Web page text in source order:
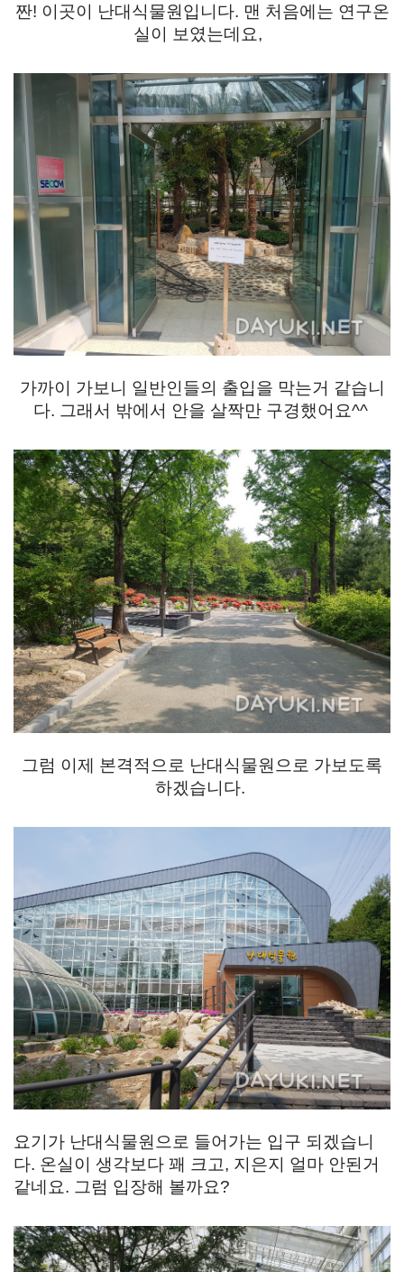
짠! 이곳이 난대식물원입니다. 맨 처음에는 연구온
실이 보였는데요,
가까이 가보니 일반인들의 출입을 막는거 같습니
다. 그래서 밖에서 안을 살짝만 구경했어요^^
그럼 이제 본격적으로 난대식물원으로 가보도록
하겠습니다.
요기가 난대식물원으로 들어가는 입구 되겠습니
다. 온실이 생각보다 꽤 크고, 지은지 얼마 안된거
같네요. 그럼 입장해 볼까요?